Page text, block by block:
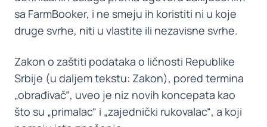
sa FarmBooker, i ne smeju ih koristiti ni u koje
druge svrhe, niti u vlastite ili nezavisne svrhe.
Zakon o zaštiti podataka o ličnosti Republike
Srbije (u daljem tekstu: Zakon), pored termina
„obrađivač“, uveo je niz novih koncepata kao
što su „primalac“ i „zajednički rukovalac“, a koji